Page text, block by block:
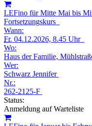
LEFino für Mitte Mai bis
Fortsetzungskurs
Wann:
Fr. 04.12.2026, 8.45 Uhr
Wo:
Haus der Familie,
Wer:
Schwarz Jennifer
Nr.:
262-2125-F
Status:
Anmeldung auf Warteliste